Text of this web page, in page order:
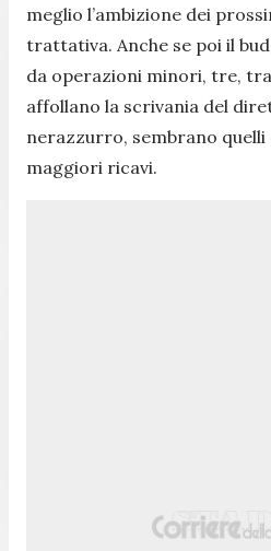
meglio l’ambizione dei
trattativa. Anche se poi il
da operazioni minori, tre,
affollano la scrivania del
nerazzurro, sembrano
maggiori ricavi.